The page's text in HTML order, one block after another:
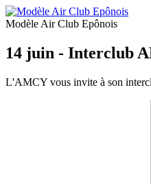
Modèle Air Club Epônois
14 juin - Interclub
L'AMCY vous invite à son